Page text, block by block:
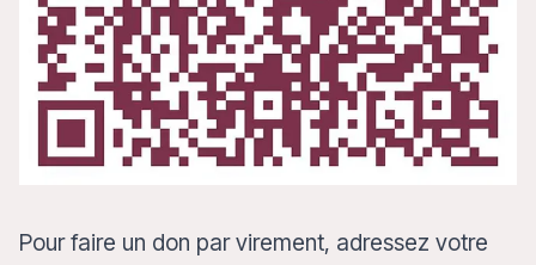
Pour faire un don par virement, adressez votre